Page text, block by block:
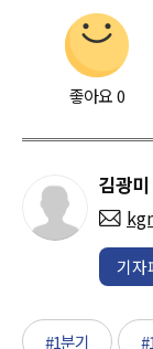
좋아요0
김광미
기자
#1분기